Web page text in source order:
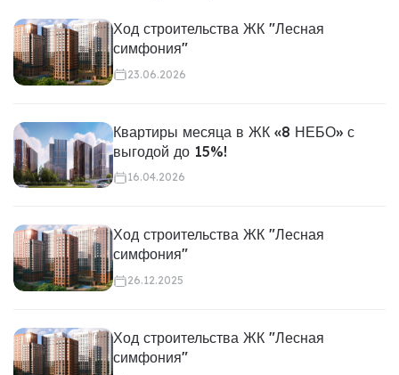
Ход строительства ЖК "Лесная
симфония"
23.06.2026
Квартиры месяца в ЖК «8 НЕБО» с
выгодой до 15%!
16.04.2026
Ход строительства ЖК "Лесная
симфония"
26.12.2025
Ход строительства ЖК "Лесная
симфония"